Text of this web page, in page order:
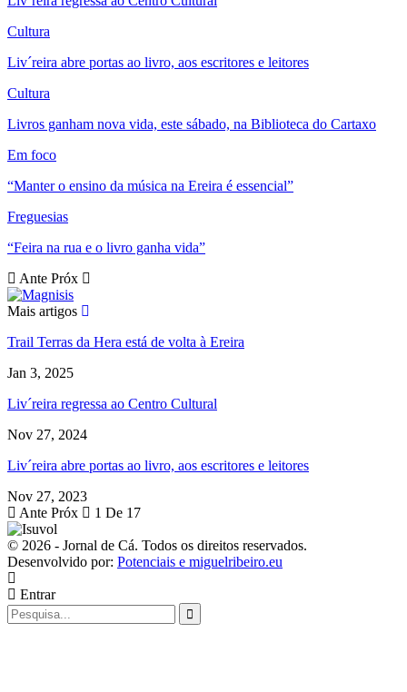
Cultura
Liv´reira abre portas ao livro, aos escritores e leitores
Cultura
Livros ganham nova vida, este sábado, na Biblioteca do Cartaxo
Em foco
“Manter o ensino da música na Ereira é essencial”
Freguesias
“Feira na rua e o livro ganha vida”
Ante Próx
Mais artigos
Trail Terras da Hera está de volta à Ereira
Jan 3, 2025
Liv´reira regressa ao Centro Cultural
Nov 27, 2024
Liv´reira abre portas ao livro, aos escritores e leitores
Nov 27, 2023
Ante Próx 1 De 17
© 2026 - Jornal de Cá. Todos os direitos reservados.
Desenvolvido por: Potenciais e miguelribeiro.eu
Entrar